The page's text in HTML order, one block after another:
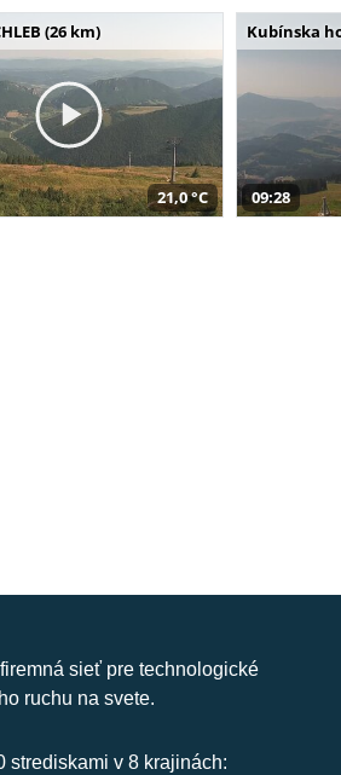
(26 km)
21,0 °C
Kubínska
09:28
sieť pre technologické
ruchu na svete.
strediskami v 8 krajinách: